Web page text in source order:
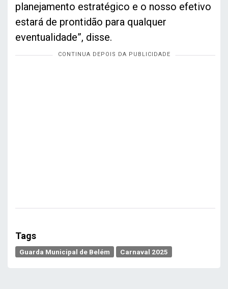
planejamento estratégico e o nosso efetivo
estará de prontidão para qualquer
eventualidade”, disse.
Tags
Guarda Municipal de Belém Carnaval 2025